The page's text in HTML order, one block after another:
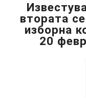
втората
изборна
20